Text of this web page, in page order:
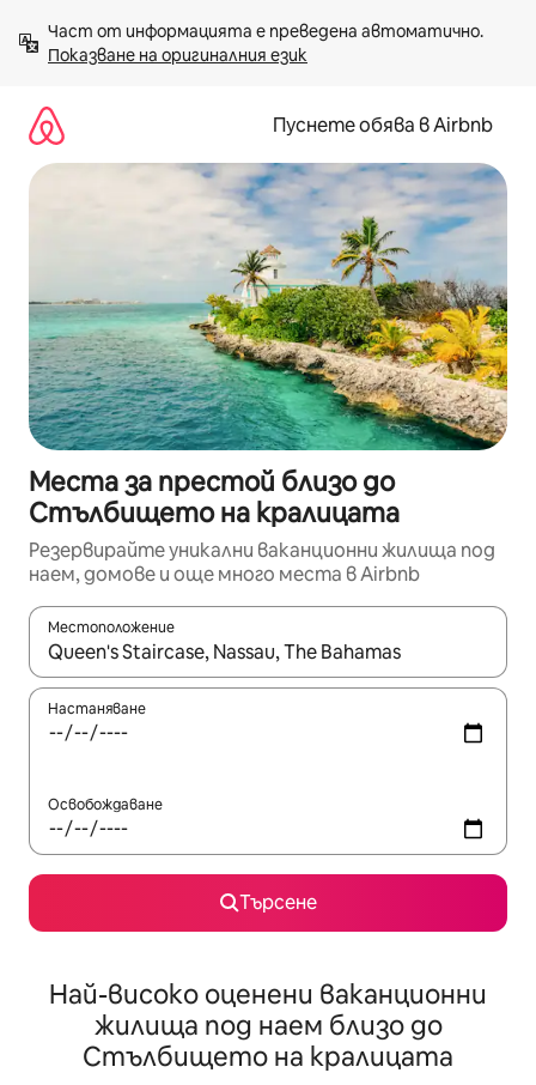
към
съдържанието
Показване на оригиналния език
Пуснете обява в Airbnb
Места за престой близо до
Стълбището на кралицата
Резервирайте уникални ваканционни жилища под
наем, домове и още много места в Airbnb
Местоположение
Когато резултатите се покажат, използвайте
Настаняване
Освобождаване
Търсене
Най-високо оценени ваканционни
жилища под наем близо до
Стълбището на кралицата